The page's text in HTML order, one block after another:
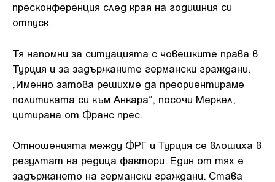
пресконференция след края на годишния си
отпуск.
Тя напомни за ситуацията с човешките права в
Турция и за задържаните германски граждани.
„Именно затова решихме да преориентираме
политиката си към Анкара”, посочи Меркел,
цитирана от Франс прес.
Отношенията между ФРГ и Турция се влошиха в
резултат на редица фактори. Един от тях е
задържането на германски граждани. Става